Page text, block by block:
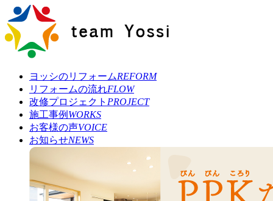
ヨッシのリフォームREFORM
リフォームの流れFLOW
改修プロジェクト PROJECT
施工事例 WORKS
お客様の声VOICE
お知らせNEWS